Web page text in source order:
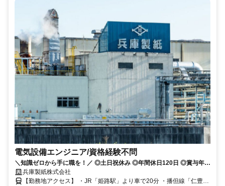
電気設備エンジニア/資格経験不問
＼知識ゼロから手に職を！／ ◎土日祝休み ◎年間休日120日 ◎賞与年2
回（前年度実績5.5ヶ月分）
兵庫製紙株式会社
【勤務地アクセス】 ・JR「姫路駅」より車で20分 ・播但線「仁豊野